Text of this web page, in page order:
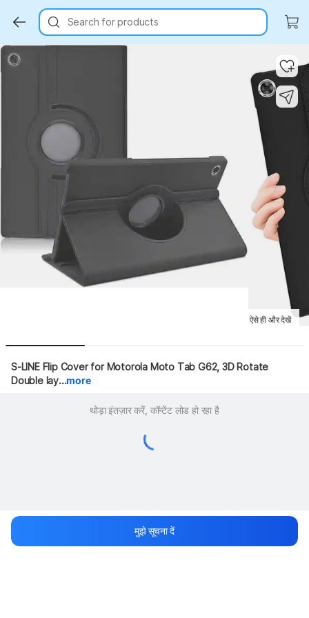
Search for products
Key Highlights
ऐसे ही और देखें
S-LINE Flip Cover for Motorola Moto Tab G62, 3D Rotate
Double lay...more
थोड़ा इंतज़ार करें, कॉन्टेंट लोड हो रहा है
मुझे सूचना दें